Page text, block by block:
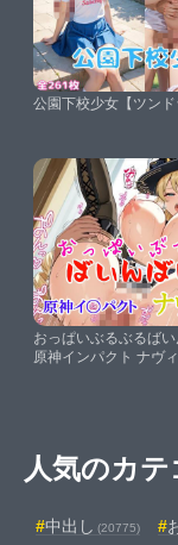
公園下校少女【ツンド
おっぱいぶるぶるば
原神インパクト ナヴ
人気のカ
中出し (20775)